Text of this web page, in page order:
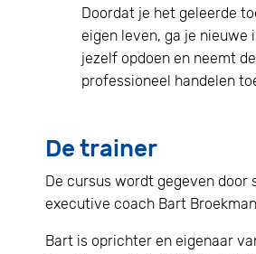
Doordat je het geleerde
eigen leven, ga je nieuwe
jezelf opdoen en neemt
professioneel handelen
De trainer
De cursus wordt gegeven door
executive coach Bart
Bart is oprichter en eigenaar